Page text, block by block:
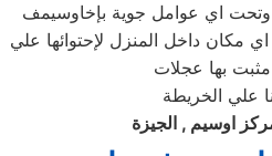
اي عوامل جوية بإخاوسيمف
اي مكان داخل المنزل لإحتوائها علي
بها عجلات
علي الخريطة